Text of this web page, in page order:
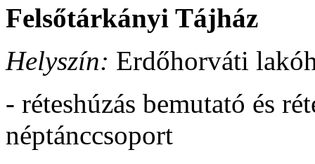
Felsőtárkányi Tájház
Helyszín: Erdőhorváti
- réteshúzás bemutató és
néptánccsoport